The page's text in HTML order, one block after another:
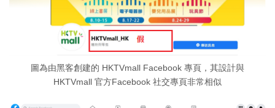
圖為由黑客創建的 HKTVmall Facebook 專頁，其設計與
HKTVmall 官方Facebook 社交專頁非常相似